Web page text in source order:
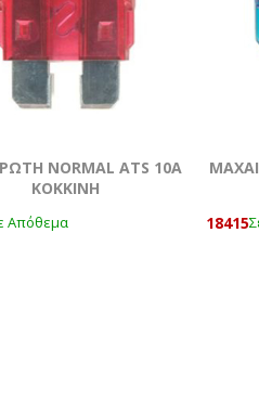
NORMAL ATS 10A
KOKKΙΝΗ
Απόθεμα
18415